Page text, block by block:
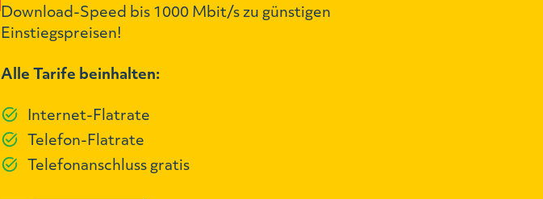
Download-Speed bis 1000 Mbit/s zu günstigen
Einstiegspreisen!
Alle Tarife beinhalten:
Internet-Flatrate
Telefon-Flatrate
Telefonanschluss gratis